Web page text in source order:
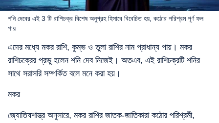
শনি দেবের এই 3 টি রাশিচক্র বিশেষ অনুগ্রহ হিসাবে বিবেচিত হয়, কঠোর পরিশ্রম পূর্ণ ফল
পায়
এদের মধ্যে মকর রাশি, কুম্ভ ও তুলা রাশির নাম প্রাধান্য পায়। মকর
রাশিচক্রের প্রভু হলেন শনি দেব নিজেই। অতএব, এই রাশিচক্রটি শনির
সাথে সরাসরি সম্পর্কিত বলে মনে করা হয়।
মকর
জ্যোতিষশাস্ত্র অনুসারে, মকর রাশির জাতক-জাতিকারা কঠোর পরিশ্রমী,